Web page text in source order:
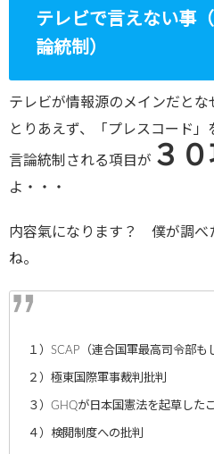
テレビで言えない事
論統制）
テレビが情報源のメインだとな
とりあえず、「プレスコード」
言論統制される項目が ３
よ・・・
内容氣になります？ 僕が調べ
ね。
１）SCAP（連合国軍最高司令部も
２）極東国際軍事裁判批判
３）GHQが日本国憲法を起草した
４）検閲制度への批判